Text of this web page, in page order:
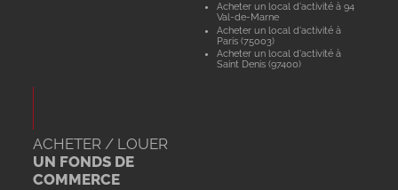
Acheter un local d'activité à 94
Val-de-Marne
Acheter un local d'activité à
Paris (75003)
Acheter un local d'activité à
Saint Denis (97400)
ACHETER / LOUER
UN FONDS DE
COMMERCE